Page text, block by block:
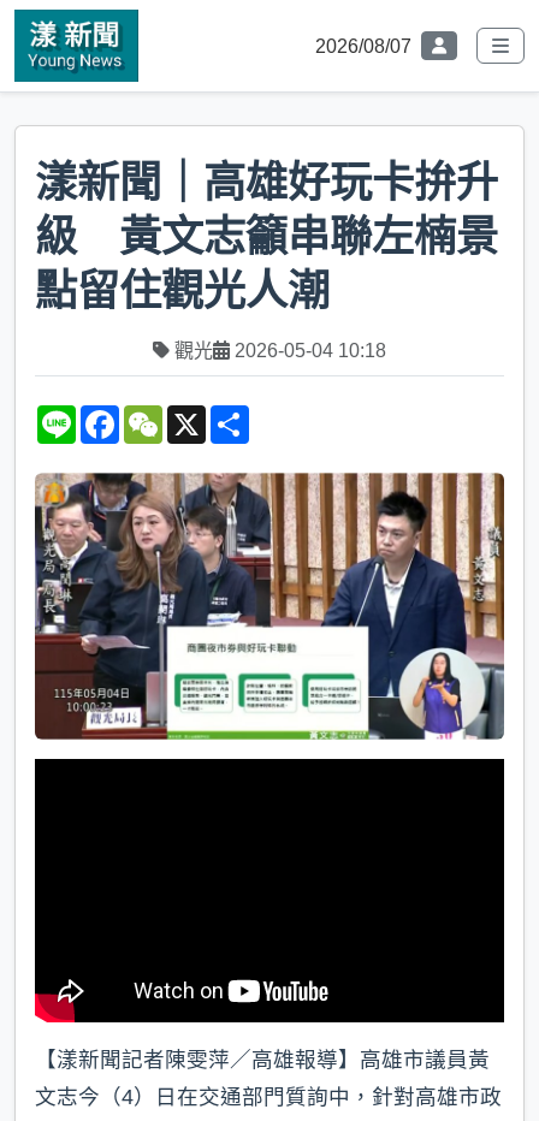
2026/08/07
漾新聞｜高雄好玩卡拚升
級 黃文志籲串聯左楠景
點留住觀光人潮
觀光 2026-05-04 10:18
L
e
F
e
b
o
o
k
W
h
a
t
X
r
e
【漾新聞記者陳雯萍／高雄報導】高雄市議員黃
文志今（4）日在交通部門質詢中，針對高雄市政